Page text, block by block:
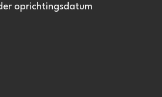
oprichtingsdatum